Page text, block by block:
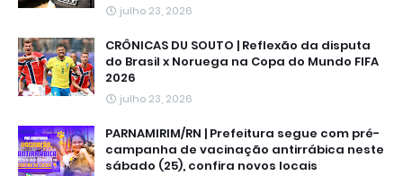
julho 23, 2026
CRÔNICAS DU SOUTO | Reflexão da disputa
do Brasil x Noruega na Copa do Mundo FIFA
2026
julho 23, 2026
PARNAMIRIM/RN | Prefeitura segue com pré-
campanha de vacinação antirrábica neste
sábado (25), confira novos locais